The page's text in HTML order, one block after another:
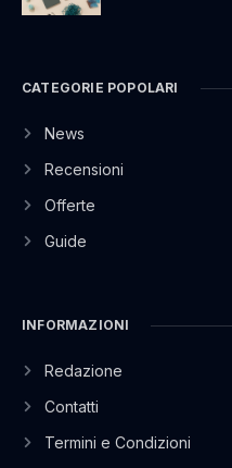
CATEGORIE POPOLARI
News
Recensioni
Offerte
Guide
INFORMAZIONI
Redazione
Contatti
Termini e Condizioni